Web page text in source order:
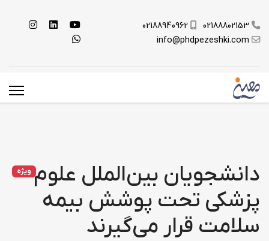
02188802153
02188940962
info@phdpezeshki.com
ویژه دانشجویان بین‌الملل علوم
پزشکی تحت پوشش بیمه
سلامت قرار می‌گیرند